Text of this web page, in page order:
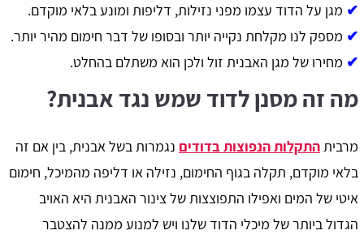
✔ מגן על הדוד עצמו מפני נזילות, דליפות ומונע בלאי מוקדם.
✔ מספק לנו מקלחת נקייה יותר ובסופו של דבר חימום מהיר יותר.
✔ מחירו של מגן האבנית זול ולכן הוא משתלם בהחלט.
מה זה מסנן לדוד שמש נגד אבנית?
מרביתהתקלות הנפוצות בדודים נגמרות בשל אבנית, בין אם זה
בלאי מוקדם, תקלה בגוף החימום, נזילה או דליפה מהמיכל, חימום
איטי של המים ואפילו התפוצצות של צינור האבנית היא האויב
הגדול ביותר של מיכלי הדוד שלנו ויש למנוע ממנה להצטבר